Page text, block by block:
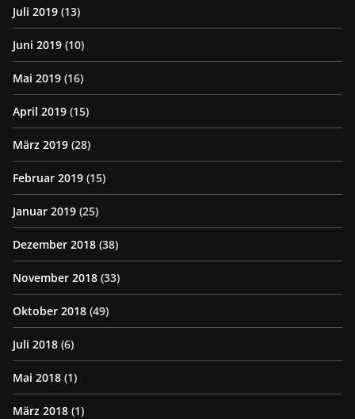
Juli 2019 (13)
Juni 2019 (10)
Mai 2019 (16)
April 2019 (15)
März 2019 (28)
Februar 2019 (15)
Januar 2019 (25)
Dezember 2018 (38)
November 2018 (33)
Oktober 2018 (49)
Juli 2018 (6)
Mai 2018 (1)
März 2018 (1)